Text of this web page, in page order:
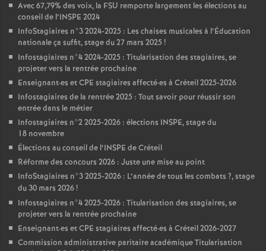
Avec 67,79% des voix, la FSU remporte largement les élections au
conseil de l’INSPE 2024
InfoStagiaires n°3 2024-2025 : Les chaises musicales à l’Éducation
nationale ça suffit, stage du 27 mars 2025!
Infostagiaires n°4 2024-2025 : Titularisation des stagiaires, se
projeter vers la rentrée prochaine
Enseignant·es etCPE stagiaires affecté·es à Créteil 2025-2026
Infostagiaires de la rentrée 2025 : Tout savoir pour réussir son
entrée dans le métier
Infostagiaires n°2 2025-2026 : élections INSPE, stage du
18 novembre
Élections au conseil de l’INSPE de Créteil
Réforme des concours 2026 : Juste une mise au point
InfoStagiaires n°3 2025-2026 : L’année de tous les combats ?, stage
du 30 mars 2026!
Infostagiaires n°4 2025-2026 : Titularisation des stagiaires, se
projeter vers la rentrée prochaine
Enseignant·es etCPE stagiaires affecté·es à Créteil 2026-2027
Commission administrative paritaire académique Titularisation